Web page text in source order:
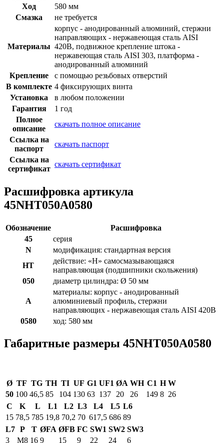
Ход
580 мм
Смазка
не требуется
Материалы
корпус - анодированный алюминий, стержни
направляющих - нержавеющая сталь AISI
420B, подвижное крепление штока -
нержавеющая сталь AISI 303, платформа -
анодированный алюминий
Крепление
с помощью резьбовых отверстий
В комплекте 4 фиксирующих винта
Установка
в любом положении
Гарантия
1 год
Полное
описание
скачать полное описание
Ссылка на
паспорт
скачать паспорт
Ссылка на
сертификат
скачать сертификат
Расшифровка артикула
45NHT050A0580
Обозначение
Расшифровка
45
серия
N
модификация: стандартная версия
HT
действие: «H» самосмазывающаяся
направляющая (подшипники скольжения)
050
диаметр цилиндра: Ø 50 мм
A
материалы: корпус - анодированный
алюминиевый профиль, стержни
направляющих - нержавеющая сталь AISI 420B
0580
ход: 580 мм
Габаритные размеры 45NHT050A0580
Ø TF TG TH TI UF G1 UF1 ØA WH C1 H W
50 100 46,5 85 104 130 63 137 20 26 149 8 26
C
K L L1 L2 L3 L4 L5 L6
15 78,5 785 19,8 70,2 70 617,5 686 89
L7 P T ØFA ØFB FC SW1 SW2 SW3
3
M8 16 9 15 9 22 24 6